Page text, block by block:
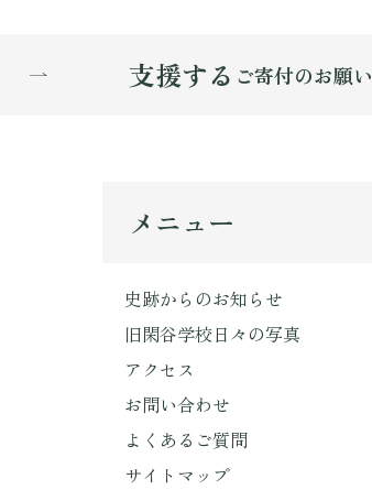
支援する ご寄付のお願い
メニュー
史跡からのお知らせ
旧閑谷学校日々の写真
アクセス
お問い合わせ
よくあるご質問
サイトマップ